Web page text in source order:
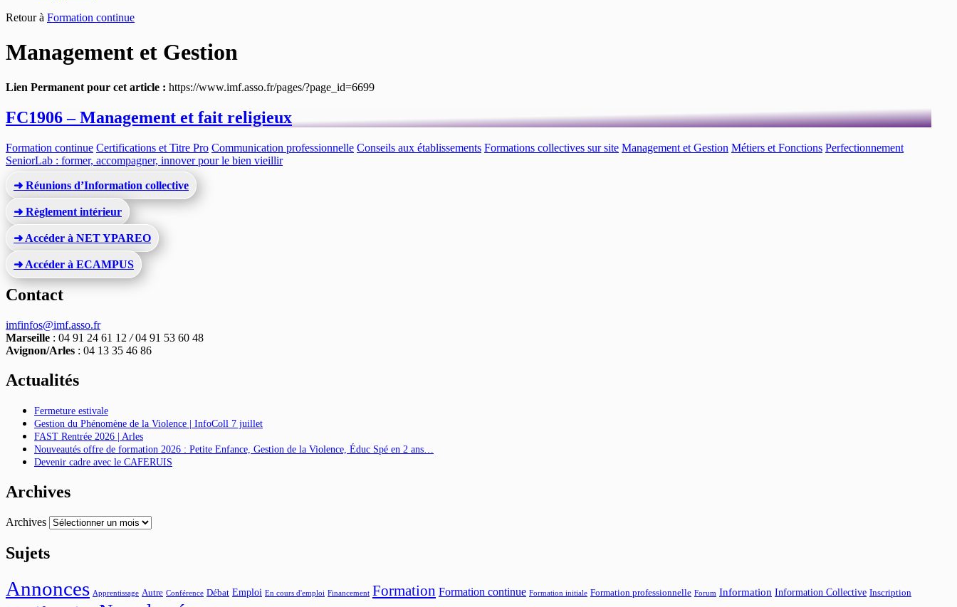
Retour à Formation continue
Management et Gestion
Lien Permanent pour cet article : https://www.imf.asso.fr/pages/?page_id=6699
FC1906 – Management et fait religieux
Formation continue Certifications et Titre Pro Communication professionnelle Conseils aux établissements Formations collectives sur site Management et Gestion Métiers et Fonctions Perfectionnement
SeniorLab : former, accompagner, innover pour le bien vieillir
➜ Réunions d’Information collective
➜ Règlement intérieur
➜ Accéder à NET YPAREO
➜ Accéder à ECAMPUS
Contact
imfinfos@imf.asso.fr
Marseille : 04 91 24 61 12 /04 91 53 60 48
Avignon/Arles : 04 13 35 46 86
Actualités
Fermeture estivale
Gestion du Phénomène de la Violence | InfoColl 7 juillet
FAST Rentrée 2026 | Arles
Nouveautés offre de formation 2026 : Petite Enfance, Gestion de la Violence, Éduc Spé en 2 ans…
Devenir cadre avec le CAFERUIS
Archives
Archives
Sujets
Annonces Apprentissage Autre Conférence Débat Emploi En cours d'emploi Financement Formation Formation continue Formation initiale Formation professionnelle Forum Information Information Collective Inscription